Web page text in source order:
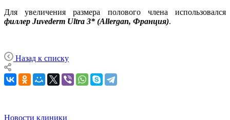
Для увеличения размера полового члена использовался
филлер Juvederm Ultra 3* (Allergan, Франция).
Назад к списку
Новости клиники